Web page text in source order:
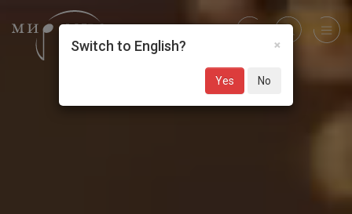
×
Switch to English?
Yes No